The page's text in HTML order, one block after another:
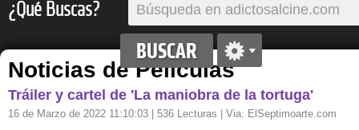
¿Qué Buscas?
Noticias de Películas
Tráiler y cartel de 'La maniobra de la tortuga'
16 de Marzo de 2022 11:10:03 | 536 Lecturas | Via: ElSeptimoarte.com